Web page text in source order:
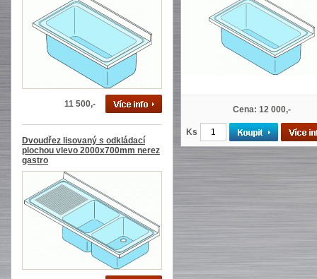
11 500,-
Dvoudřez lisovaný s odkládací
plochou vlevo 2000x700mm nerez
gastro
Cena: 12 000,-
Ks